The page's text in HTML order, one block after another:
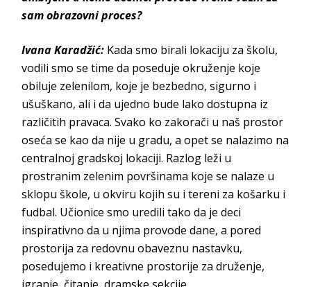
sam obrazovni proces?
Ivana Karadžić: Kada smo birali lokaciju za školu,
vodili smo se time da poseduje okruženje koje
obiluje zelenilom, koje je bezbedno, sigurno i
ušuškano, ali i da ujedno bude lako dostupna iz
različitih pravaca. Svako ko zakorači u naš prostor
oseća se kao da nije u gradu, a opet se nalazimo na
centralnoj gradskoj lokaciji. Razlog leži u
prostranim zelenim površinama koje se nalaze u
sklopu škole, u okviru kojih su i tereni za košarku i
fudbal. Učionice smo uredili tako da je deci
inspirativno da u njima provode dane, a pored
prostorija za redovnu obaveznu nastavku,
posedujemo i kreativne prostorije za druženje,